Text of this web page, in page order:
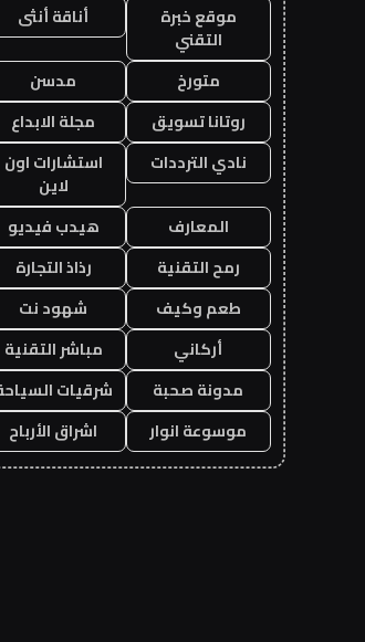
موقع خبرة
التقني
أناقة أنثى
متورخ
مدسن
روتانا تسويق
مجلة الابداع
نادي الترددات
استشارات اون
لاين
المعارف
هيدب فيديو
رمح التقنية
رذاذ التجارة
طعم وكيف
شهود نت
أركاني
مباشر التقنية
مدونة صحبة
شرقيات
موسوعة انوار
اشراق الأرباح